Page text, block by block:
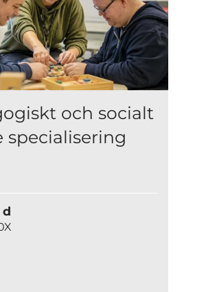
och socialt
specialisering